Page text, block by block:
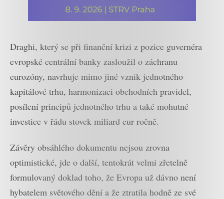
Draghi, který se při finanční krizi z pozice guvernéra
evropské centrální banky zasloužil o záchranu
eurozóny, navrhuje mimo jiné vznik jednotného
kapitálové trhu, harmonizaci obchodních pravidel,
posílení principů jednotného trhu a také mohutné
investice v řádu stovek miliard eur ročně.
Závěry obsáhlého dokumentu nejsou zrovna
optimistické, jde o další, tentokrát velmi zřetelně
formulovaný doklad toho, že Evropa už dávno není
hybatelem světového dění a že ztratila hodně ze své